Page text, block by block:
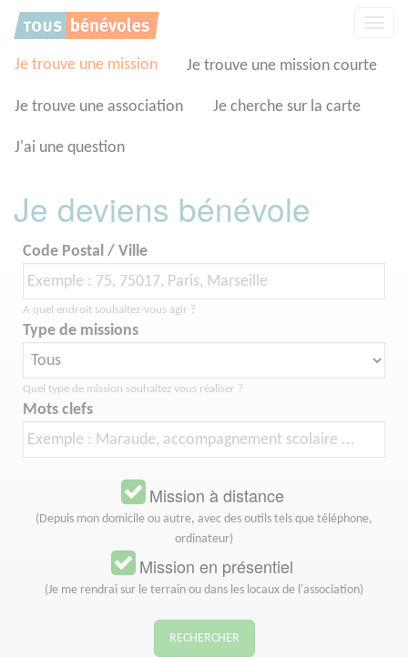
Je trouve une mission Je trouve une mission courte
Je trouve une association Je cherche sur la carte
J'ai une question
Je deviens bénévole
Code Postal / Ville
A quel endroit souhaitez-vous agir ?
Type de missions
Quel type de mission souhaitez vous réaliser ?
Mots clefs
Mission à distance
(Depuis mon domicile ou autre, avec des outils tels que téléphone,
ordinateur)
Mission en présentiel
(Je me rendrai sur le terrain ou dans les locaux de l'association)
RECHERCHER
Panneau de gestion des cookies